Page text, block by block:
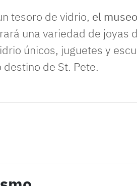
tesoro de vidrio, el
una variedad de joyas
únicos, juguetes y
de St. Pete.